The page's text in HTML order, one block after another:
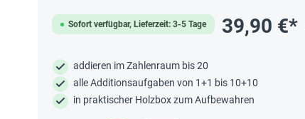
Sofort verfügbar, Lieferzeit: 3-5 Tage 39,90 €*
addieren im Zahlenraum bis 20
alle Additionsaufgaben von 1+1 bis 10+10
in praktischer Holzbox zum Aufbewahren